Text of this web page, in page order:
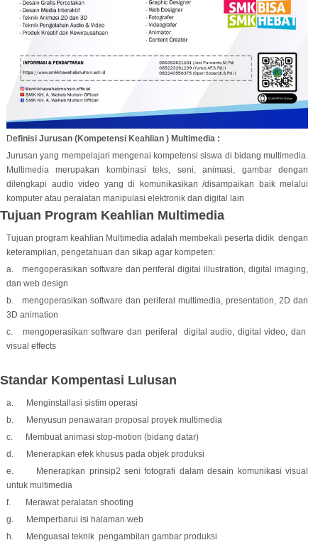
Definisi Jurusan (Kompetensi Keahlian ) Multimedia :
Jurusan yang mempelajari mengenai kompetensi siswa di bidang multimedia.
Multimedia merupakan kombinasi teks, seni, animasi, gambar dengan
dilengkapi audio video yang di komunikasikan /disampaikan baik melalui
komputer atau peralatan manipulasi elektronik dan digital lain
Tujuan Program Keahlian Multimedia
Tujuan program keahlian Multimedia adalah membekali peserta didik dengan
keterampilan, pengetahuan dan sikap agar kompeten:
a. mengoperasikan software dan periferal digital illustration, digital imaging,
dan web design
b. mengoperasikan software dan periferal multimedia, presentation, 2D dan
3D animation
c. mengoperasikan software dan periferal digital audio, digital video, dan
visual effects
Standar Kompentasi Lulusan
a. Menginstallasi sistim operasi
b. Menyusun penawaran proposal proyek multimedia
c. Membuat animasi stop-motion (bidang datar)
d. Menerapkan efek khusus pada objek produksi
e. Menerapkan prinsip2 seni fotografi dalam desain komunikasi visual
untuk multimedia
f. Merawat peralatan shooting
g. Memperbarui isi halaman web
h. Menguasai teknik pengambilan gambar produksi